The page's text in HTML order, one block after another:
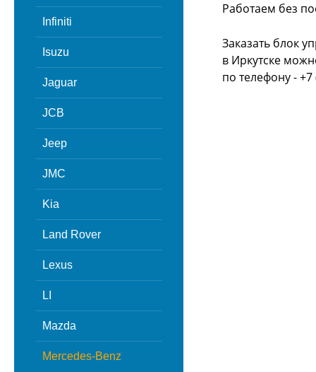
Infiniti
Isuzu
Jaguar
JCB
Jeep
JMC
Kia
Land Rover
Lexus
LI
Mazda
Mercedes-Benz
Работаем без
Заказать блок
в Иркутске
по телефону -